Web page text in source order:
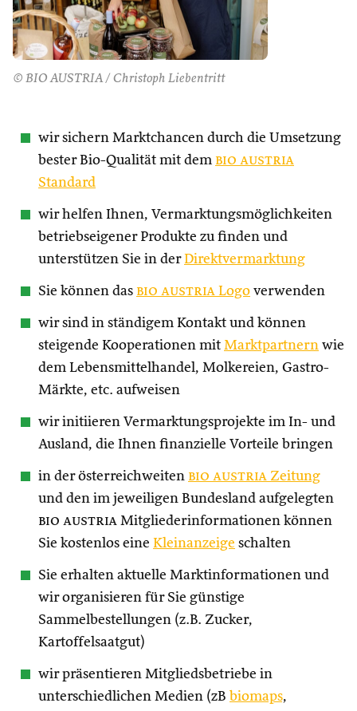
© BIO AUSTRIA / Christoph Liebentritt
wir sichern Marktchancen durch die Umsetzung
bester Bio-Qualität mit dem bio austria
Standard
wir helfen Ihnen, Vermarktungsmöglichkeiten
betriebseigener Produkte zu finden und
unterstützen Sie in derDirektvermarktung
Sie können das bio austria Logo verwenden
wir sind in ständigem Kontakt und können
steigende Kooperationen mit Marktpartnern wie
dem Lebensmittelhandel, Molkereien, Gastro-
Märkte, etc. aufweisen
wir initiieren Vermarktungsprojekte im In- und
Ausland, die Ihnen finanzielle Vorteile bringen
in der österreichweiten bio austria Zeitung
und den im jeweiligen Bundesland aufgelegten
bio austria Mitgliederinformationen können
Sie kostenlos eine Kleinanzeige schalten
Sie erhalten aktuelle Marktinformationen und
wir organisieren für Sie günstige
Sammelbestellungen (z.B. Zucker,
Kartoffelsaatgut)
wir präsentieren Mitgliedsbetriebe in
unterschiedlichen Medien (zB biomaps,